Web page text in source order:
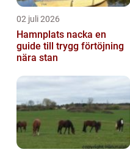
02 juli 2026
Hamnplats nacka en
guide till trygg förtöjning
nära stan